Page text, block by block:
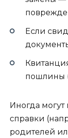
Если
пошлины
Иногда
справки
родителей